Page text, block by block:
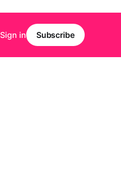
Sign in Subscribe